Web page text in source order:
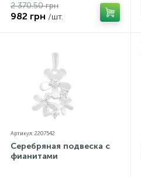
2 370.50 грн
982 грн /шт.
Артикул: 2207542
Серебряная подвеска с
фианитами